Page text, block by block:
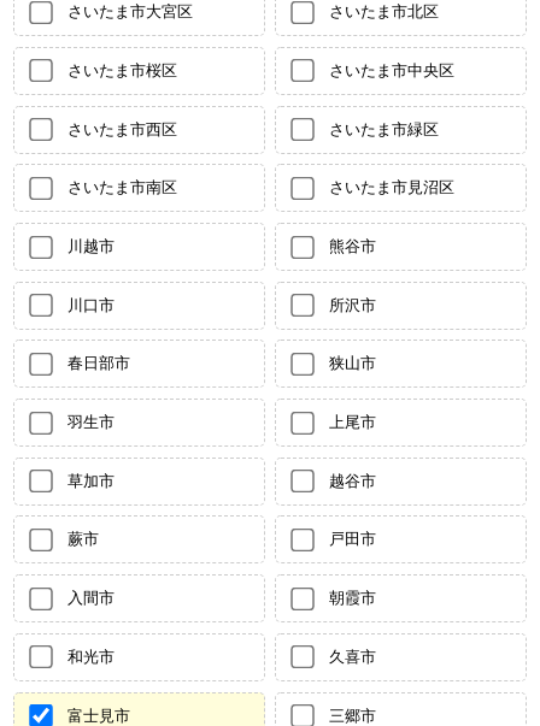
さいたま市大宮区 さいたま市北区
さいたま市桜区 さいたま市中央区
さいたま市西区 さいたま市緑区
さいたま市南区 さいたま市見沼区
川越市 熊谷市
川口市 所沢市
春日部市 狭山市
羽生市 上尾市
草加市 越谷市
蕨市 戸田市
入間市 朝霞市
和光市 久喜市
富士見市 三郷市